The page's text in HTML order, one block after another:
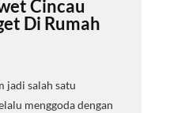
Cincau
Di Rumah
jadi salah satu
menggoda dengan